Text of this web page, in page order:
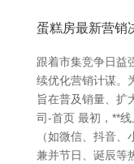
蛋糕房最新营销
跟着市集竞争日益
续优化营销计谋。
旨在普及销量、扩
司-首页 最初，**
（如微信、抖音
兼并节日、诞辰等